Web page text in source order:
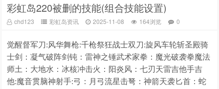
彩虹岛220被删的技能(组合技能设置)
chd123 彩虹岛资讯 2025-11-08 164浏览 0
觉醒督军刀:风华舞枪:千枪祭狂战士双刀:旋风车轮斩圣殿骑
士剑：凝气破阵剑钝：雷神之锤武术家拳：魔光破袭拳魔法
师土：大地水：冰核冲击火：阳炎风：七刃天雷吉他手吉
他:魔音贯脑神射手:弓：月弓流星击弩：神箭天袭匕首：蛇